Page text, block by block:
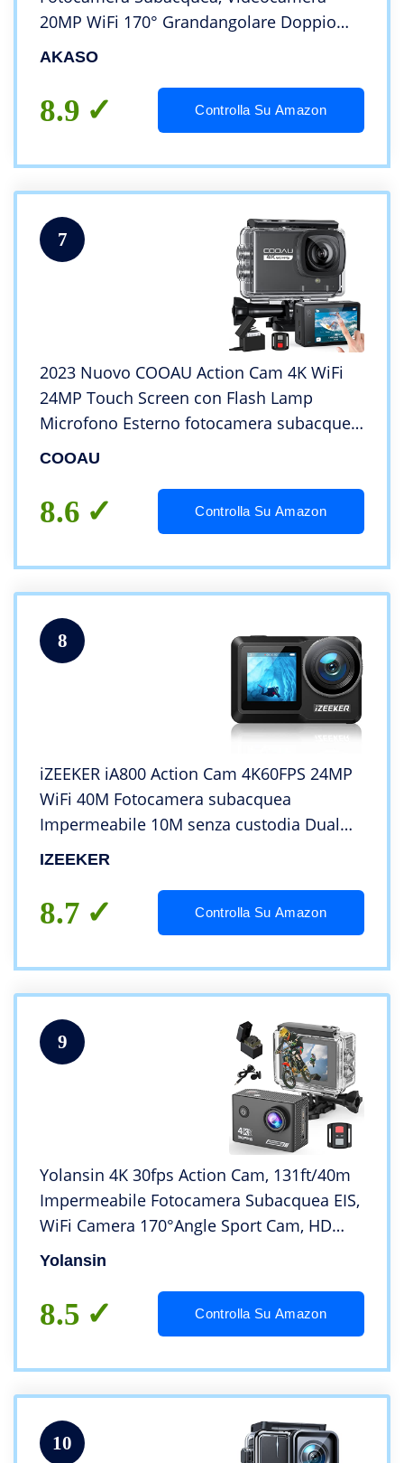
20MP WiFi 170° Grandangolare Doppio
Schermo EIS Stabilizzazione, Touch Screen,
Accessori
AKASO
8.9 Controlla Su Amazon
7
2023 Nuovo COOAU Action Cam 4K WiFi
24MP Touch Screen con Flash Lamp
Microfono Esterno fotocamera subacquea
40M con Telecomando EIS Stabilizzazione
1350mAh/Accessori
COOAU
8.6 Controlla Su Amazon
8
iZEEKER iA800 Action Cam 4K60FPS 24MP
WiFi 40M Fotocamera subacquea
Impermeabile 10M senza custodia Dual
Screen Vlog Helmet Camera (telecomando,
IZEEKER
8.7 Controlla Su Amazon
9
Yolansin 4K 30fps Action Cam, 131ft/40m
Impermeabile Fotocamera Subacquea EIS,
WiFi Camera 170°Angle Sport Cam, HD
20MP Videocamera con 2.4G
Casco
Yolansin
8.5 Controlla Su Amazon
10